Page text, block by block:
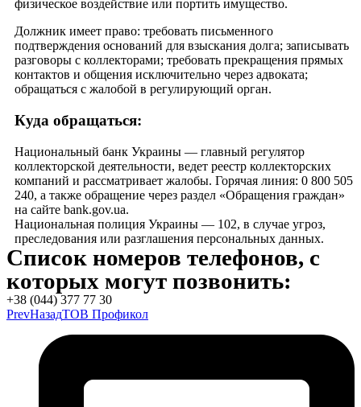
физическое воздействие или портить имущество.
Должник имеет право: требовать письменного
подтверждения оснований для взыскания долга; записывать
разговоры с коллекторами; требовать прекращения прямых
контактов и общения исключительно через адвоката;
обращаться с жалобой в регулирующий орган.
Куда обращаться:
Национальный банк Украины — главный регулятор
коллекторской деятельности, ведет реестр коллекторских
компаний и рассматривает жалобы. Горячая линия: 0 800 505
240, а также обращение через раздел «Обращения граждан»
на сайте bank.gov.ua.
Национальная полиция Украины — 102, в случае угроз,
преследования или разглашения персональных данных.
Список номеров телефонов, с
которых могут позвонить:
+38 (044) 377 77 30
PrevНазадТОВ Профикол